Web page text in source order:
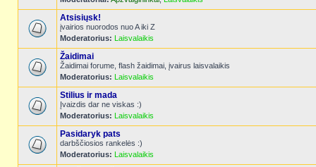
Atsisiųsk!
įvairios nuorodos nuo A iki Z
Moderatorius: Laisvalaikis
Žaidimai
Žaidimai forume, flash žaidimai, įvairus laisvalaikis
Moderatorius: Laisvalaikis
Stilius ir mada
Įvaizdis dar ne viskas :)
Moderatorius: Laisvalaikis
Pasidaryk pats
darbščiosios rankelės :)
Moderatorius: Laisvalaikis